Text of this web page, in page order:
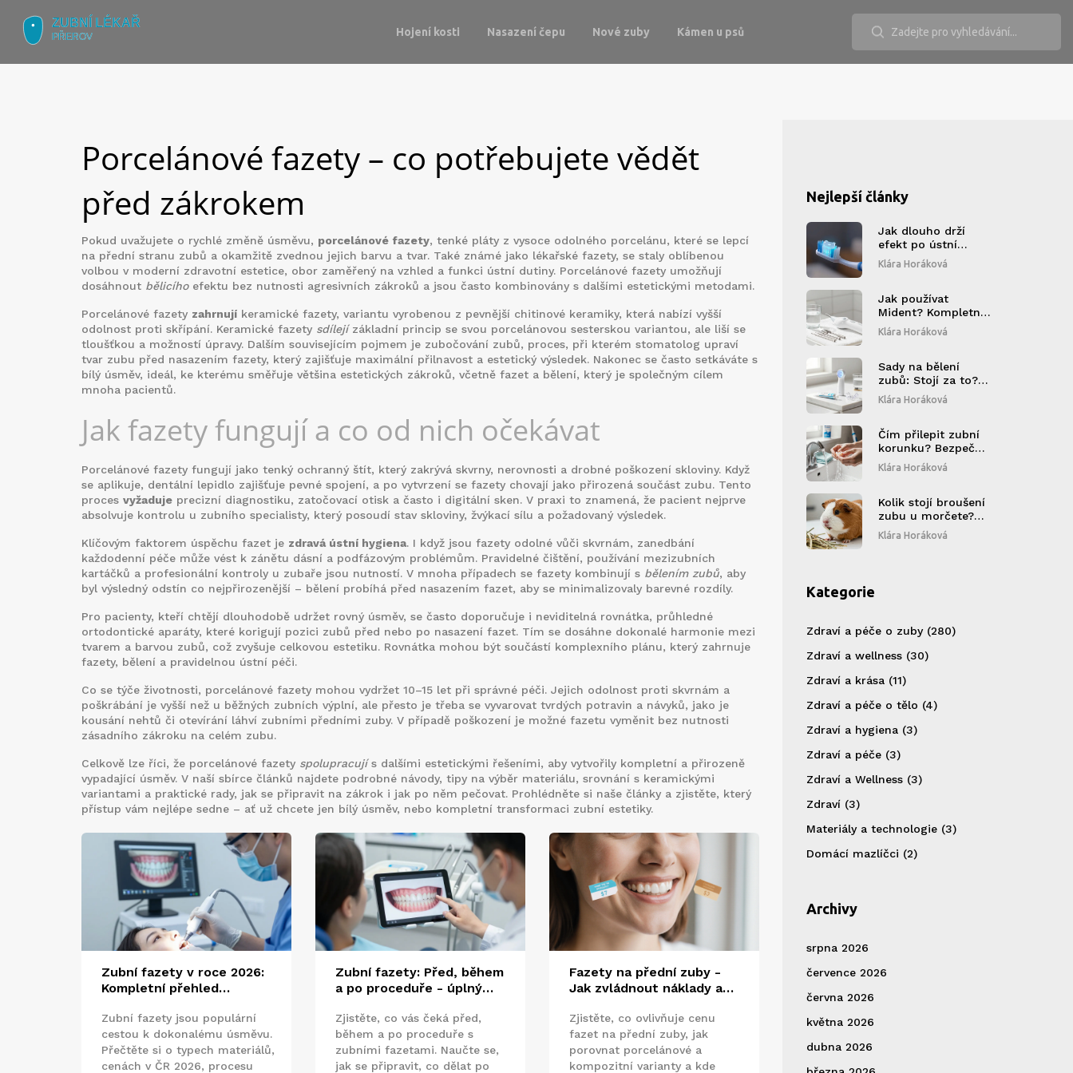
Hojení kosti Nasazení čepu Nové zuby Kámen u psů
Porcelánové fazety – co potřebujete vědět
před zákrokem
Pokud uvažujete o rychlé změně úsměvu, porcelánové fazety, tenké pláty z vysoce odolného porcelánu, které se lepcí
na přední stranu zubů a okamžitě zvednou jejich barvu a tvar. Také známé jako lékařské fazety, se staly oblíbenou
volbou v moderní zdravotní estetice, obor zaměřený na vzhled a funkci ústní dutiny. Porcelánové fazety umožňují
dosáhnout bělicíhoefektu bez nutnosti agresivních zákroků a jsou často kombinovány s dalšími estetickými metodami.
Porcelánové fazety zahrnují keramické fazety, variantu vyrobenou z pevnější chitinové keramiky, která nabízí vyšší
odolnost proti skřípání. Keramické fazety sdílejízákladní princip se svou porcelánovou sesterskou variantou, ale liší se
tloušťkou a možností úpravy. Dalším souvisejícím pojmem je zubočování zubů, proces, při kterém stomatolog upraví
tvar zubu před nasazením fazety, který zajišťuje maximální přilnavost a estetický výsledek. Nakonec se často setkáváte s
bílý úsměv, ideál, ke kterému směřuje většina estetických zákroků, včetně fazet a bělení, který je společným cílem
mnoha pacientů.
Jak fazety fungují a co od nich očekávat
Porcelánové fazety fungují jako tenký ochranný štít, který zakrývá skvrny, nerovnosti a drobné poškození skloviny. Když
se aplikuje, dentální lepidlo zajišťuje pevné spojení, a po vytvrzení se fazety chovají jako přirozená součást zubu. Tento
proces vyžaduje precizní diagnostiku, zatočovací otisk a často i digitální sken. V praxi to znamená, že pacient nejprve
absolvuje kontrolu u zubního specialisty, který posoudí stav skloviny, žvýkací sílu a požadovaný výsledek.
Klíčovým faktorem úspěchu fazet je zdravá ústní hygiena. I když jsou fazety odolné vůči skvrnám, zanedbání
každodenní péče může vést k zánětu dásní a podfázovým problémům. Pravidelné čištění, používání mezizubních
kartáčků a profesionální kontroly u zubaře jsou nutností. V mnoha případech se fazety kombinují s bělením zubů, aby
byl výsledný odstín co nejpřirozenější – bělení probíhá před nasazením fazet, aby se minimalizovaly barevné rozdíly.
Pro pacienty, kteří chtějí dlouhodobě udržet rovný úsměv, se často doporučuje i neviditelná rovnátka, průhledné
ortodontické aparáty, které korigují pozici zubů před nebo po nasazení fazet. Tím se dosáhne dokonalé harmonie mezi
tvarem a barvou zubů, což zvyšuje celkovou estetiku. Rovnátka mohou být součástí komplexního plánu, který zahrnuje
fazety, bělení a pravidelnou ústní péči.
Co se týče životnosti, porcelánové fazety mohou vydržet 10–15 let při správné péči. Jejich odolnost proti skvrnám a
poškrábání je vyšší než u běžných zubních výplní, ale přesto je třeba se vyvarovat tvrdých potravin a návyků, jako je
kousání nehtů či otevírání láhví zubními předními zuby. V případě poškození je možné fazetu vyměnit bez nutnosti
zásadního zákroku na celém zubu.
Celkově lze říci, že porcelánové fazety spolupracujís dalšími estetickými řešeními, aby vytvořily kompletní a přirozeně
vypadající úsměv. V naší sbírce článků najdete podrobné návody, tipy na výběr materiálu, srovnání s keramickými
variantami a praktické rady, jak se připravit na zákrok i jak po něm pečovat. Prohlédněte si naše články a zjistěte, který
přístup vám nejlépe sedne – ať už chcete jen bílý úsměv, nebo kompletní transformaci zubní estetiky.
Zubní fazety v roce 2026:
Kompletní přehled
Zubní fazety jsou populární
cestou k dokonalému úsměvu.
Přečtěte si o typech materiálů,
cenách v ČR 2026, procesu
Zubní fazety: Před, během
a po proceduře - úplný
Zjistěte, co vás čeká před,
během a po proceduře s
zubními fazetami. Naučte se,
jak se připravit, co dělat po
Fazety na přední zuby -
Jak zvládnout náklady a
Zjistěte, co ovlivňuje cenu
fazet na přední zuby, jak
porovnat porcelánové a
kompozitní varianty a kde
Nejlepší články
Jak dlouho drží
efekt po ústní
hygieně? Vše, co
potřebujete vědět o
Klára Horáková
Jak používat
Mident? Kompletní
návod na
ultrazvukový čistič
Klára Horáková
Sady na bělení
zubů: Stojí za to?
Upřímné srovnání
výhod a rizik
Klára Horáková
Čím přilepit zubní
korunku? Bezpečné
a trvanlivé metody
pro fixaci korunky
Klára Horáková
Kolik stojí broušení
zubu u morčete?
Ceny, rizika a kdy je
to nutné
Klára Horáková
Kategorie
Zdraví a péče o zuby (280)
Zdraví a wellness (30)
Zdraví a krása (11)
Zdraví a péče o tělo (4)
Zdraví a hygiena (3)
Zdraví a péče (3)
Zdraví a Wellness (3)
Zdraví (3)
Materiály a technologie (3)
Domácí mazlíčci (2)
Archivy
srpna 2026
července 2026
června 2026
května 2026
dubna 2026